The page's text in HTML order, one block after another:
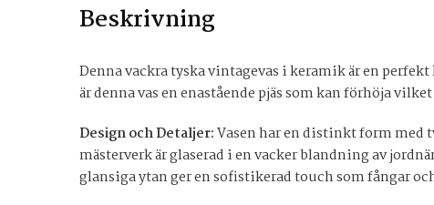
Beskrivning
Denna vackra tyska vintagevas i keramik är en
är denna vas en enastående pjäs som kan förhöja
Design och Detaljer:Vasen har en distinkt form
mästerverk är glaserad i en vacker blandning av
glansiga ytan ger en sofistikerad touch som fångar